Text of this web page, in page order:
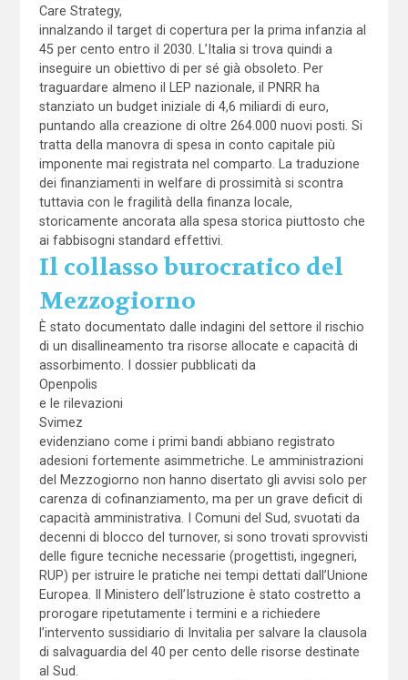
Care Strategy,
innalzando il target di copertura per la prima infanzia al
45 per cento entro il 2030. L’Italia si trova quindi a
inseguire un obiettivo di per sé già obsoleto. Per
traguardare almeno il LEP nazionale, il PNRR ha
stanziato un budget iniziale di 4,6 miliardi di euro,
puntando alla creazione di oltre 264.000 nuovi posti. Si
tratta della manovra di spesa in conto capitale più
imponente mai registrata nel comparto. La traduzione
dei finanziamenti in welfare di prossimità si scontra
tuttavia con le fragilità della finanza locale,
storicamente ancorata alla spesa storica piuttosto che
ai fabbisogni standard effettivi.
Il collasso burocratico del
Mezzogiorno
È stato documentato dalle indagini del settore il rischio
di un disallineamento tra risorse allocate e capacità di
assorbimento. I dossier pubblicati da
Openpolis
e le rilevazioni
Svimez
evidenziano come i primi bandi abbiano registrato
adesioni fortemente asimmetriche. Le amministrazioni
del Mezzogiorno non hanno disertato gli avvisi solo per
carenza di cofinanziamento, ma per un grave deficit di
capacità amministrativa. I Comuni del Sud, svuotati da
decenni di blocco del turnover, si sono trovati sprovvisti
delle figure tecniche necessarie (progettisti, ingegneri,
RUP) per istruire le pratiche nei tempi dettati dall’Unione
Europea. Il Ministero dell’Istruzione è stato costretto a
prorogare ripetutamente i termini e a richiedere
l’intervento sussidiario di Invitalia per salvare la clausola
di salvaguardia del 40 per cento delle risorse destinate
al Sud.